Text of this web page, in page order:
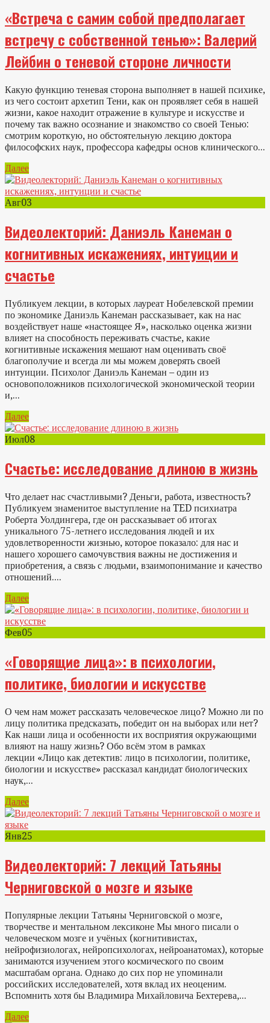
«Встреча с самим собой предполагает
встречу с собственной тенью»: Валерий
Лейбин о теневой стороне личности
Какую функцию теневая сторона выполняет в нашей психике,
из чего состоит архетип Тени, как он проявляет себя в нашей
жизни, какое находит отражение в культуре и искусстве и
почему так важно осознание и знакомство со своей Тенью:
смотрим короткую, но обстоятельную лекцию доктора
философских наук, профессора кафедры основ клинического...
Далее
Авг03
Видеолекторий: Даниэль Канеман о
когнитивных искажениях, интуиции и
счастье
Публикуем лекции, в которых лауреат Нобелевской премии
по экономике Даниэль Канеман рассказывает, как на нас
воздействует наше «настоящее Я», насколько оценка жизни
влияет на способность переживать счастье, какие
когнитивные искажения мешают нам оценивать своё
благополучие и всегда ли мы можем доверять своей
интуиции. Психолог Даниэль Канеман – один из
основоположников психологической экономической теории
и,...
Далее
Июл08
Счастье: исследование длиною в жизнь
Что делает нас счастливыми? Деньги, работа, известность?
Публикуем знаменитое выступление на TED психиатра
Роберта Уолдингера, где он рассказывает об итогах
уникального 75-летнего исследования людей и их
удовлетворенности жизнью, которое показало: для нас и
нашего хорошего самочувствия важны не достижения и
приобретения, а связь с людьми, взаимопонимание и качество
отношений....
Далее
Фев05
«Говорящие лица»: в психологии,
политике, биологии и искусстве
О чем нам может рассказать человеческое лицо? Можно ли по
лицу политика предсказать, победит он на выборах или нет?
Как наши лица и особенности их восприятия окружающими
влияют на нашу жизнь? Обо всём этом в рамках
лекции «Лицо как детектив: лицо в психологии, политике,
биологии и искусстве» рассказал кандидат биологических
наук,...
Далее
Янв25
Видеолекторий: 7 лекций Татьяны
Черниговской о мозге и языке
Популярные лекции Татьяны Черниговской о мозге,
творчестве и ментальном лексиконе Мы много писали о
человеческом мозге и учёных (когнитивистах,
нейрофизиологах, нейропсихологах, нейроанатомах), которые
занимаются изучением этого космического по своим
масштабам органа. Однако до сих пор не упоминали
российских исследователей, хотя вклад их неоценим.
Вспомнить хотя бы Владимира Михайловича Бехтерева,...
Далее